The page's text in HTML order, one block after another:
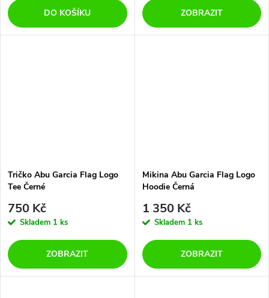
DO KOŠÍKU ZOBRAZIT
Tričko Abu Garcia Flag Logo
Tee Černé
750 Kč
Skladem 1 ks
ZOBRAZIT
Mikina Abu Garcia Flag Logo
Hoodie Černá
1 350 Kč
Skladem 1 ks
ZOBRAZIT